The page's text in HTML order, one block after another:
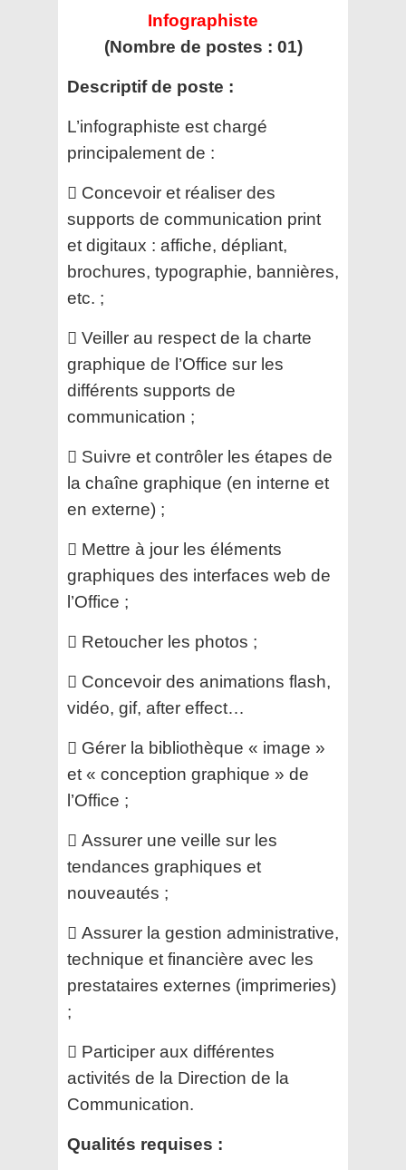
Infographiste
(Nombre de postes : 01)
Descriptif de poste :
L’infographiste est chargé
principalement de :
 Concevoir et réaliser des
supports de communication print
et digitaux : affiche, dépliant,
brochures, typographie, bannières,
etc. ;
 Veiller au respect de la charte
graphique de l’Office sur les
différents supports de
communication ;
 Suivre et contrôler les étapes de
la chaîne graphique (en interne et
en externe) ;
 Mettre à jour les éléments
graphiques des interfaces web de
l’Office ;
 Retoucher les photos ;
 Concevoir des animations flash,
vidéo, gif, after effect…
 Gérer la bibliothèque « image »
et « conception graphique » de
l’Office ;
 Assurer une veille sur les
tendances graphiques et
nouveautés ;
 Assurer la gestion administrative,
technique et financière avec les
prestataires externes (imprimeries)
;
 Participer aux différentes
activités de la Direction de la
Communication.
Qualités requises :